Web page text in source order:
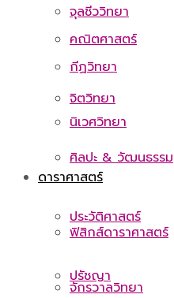
คณิตศาสตร์
จิตวิทยา
ศิลปะ & วัฒนธรรม
ประวัติศาสตร์
ปรัชญา
จุลชีววิทยา
กีฏวิทยา
นิเวศวิทยา
ดาราศาสตร์
ฟิสิกส์ดาราศาสตร์
จักรวาลวิทยา